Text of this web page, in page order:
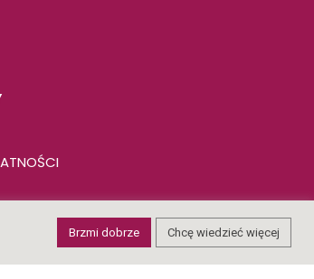
Brzmi dobrze Chcę wiedzieć więcej